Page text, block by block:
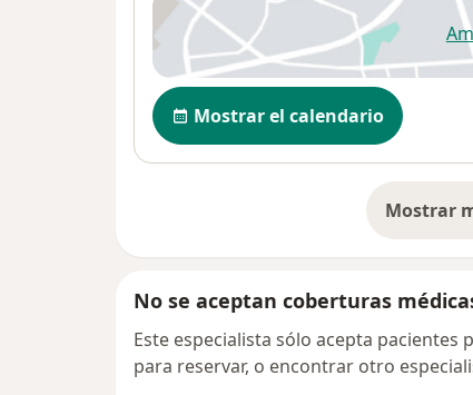
Disponibilidad
Mostrar el calendario
Mostrar
No se aceptan coberturas
Este especialista sólo acepta
para reservar, o encontrar otro